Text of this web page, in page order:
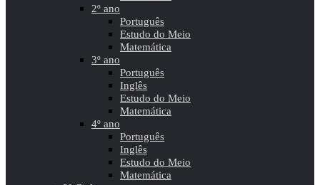
2º ano
Português
Estudo do Meio
Matemática
3º ano
Português
Inglês
Estudo do Meio
Matemática
4º ano
Português
Inglês
Estudo do Meio
Matemática